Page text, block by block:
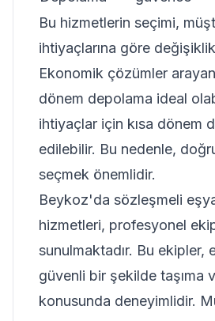
Bu hizmetlerin seçimi,
ihtiyaçlarına göre
Ekonomik çözümler
dönem depolama ideal
ihtiyaçlar için kısa dönem
edilebilir. Bu nedenle,
seçmek önemlidir.
Beykoz'da sözleşmeli
hizmetleri, profesyonel
sunulmaktadır. Bu ekipler,
güvenli bir şekilde taşıma
konusunda deneyimlidir.